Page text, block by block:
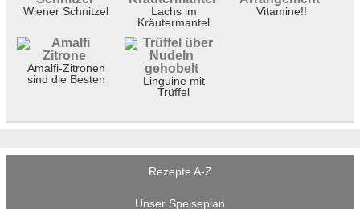
Wiener Schnitzel
Lachs im
Kräutermantel
Vitamine!!
Amalfi-Zitronen
sind die Besten
Linguine mit
Trüffel
Rezepte A-Z
Unser Speiseplan